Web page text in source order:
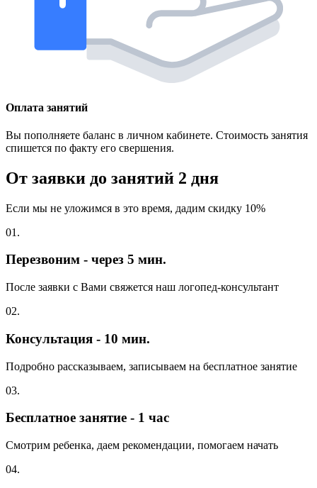
Оплата занятий
Вы пополняете баланс в личном кабинете. Стоимость занятия
спишется по факту его свершения.
От заявки до занятий 2 дня
Если мы не уложимся в это время, дадим скидку 10%
01.
Перезвоним - через 5 мин.
После заявки с Вами свяжется наш логопед-консультант
02.
Консультация - 10 мин.
Подробно рассказываем, записываем на бесплатное занятие
03.
Бесплатное занятие - 1 час
Смотрим ребенка, даем рекомендации, помогаем начать
04.